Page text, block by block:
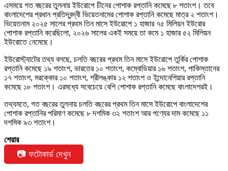
এসময়ে গত বছরের তুলনায় ইউরোপে চীনের পোশাক রপ্তানি কমেছে ৮ শতাংশ। তবে
বাংলাদেশের প্রধান প্রতিদ্বন্দ্বী ভিয়েতনামের পোশাক রপ্তানি কমেছে মাত্র ২ শতাংশ।
ভিয়েতনাম ২০২৫ সালের প্রথম তিন মাসে ইউরোপে ১ হাজার ৭৫ মিলিয়ন ইউরোর
পোশাক রপ্তানি করেছিলো, ২০২৬ সালের একই সময়ে তা কমে ১ হাজার ৫২ মিলিয়ন
ইউরোতে নেমেছে।
ইউরোস্ট্যাটের তথ্য বলছে, চলতি বছরের প্রথম তিন মাসে ইউরোপে তুর্কির পোশাক
রপ্তানি কমেছে ১৯ শতাংশ, ভারতের ১০ শতাংশ, কম্বোডিয়ার ১৬ শতাংশ, পাকিস্তানের
১৭ শতাংশ, মরক্কোর ১০ শতাংশ, শ্রীলঙ্কার ১২ শতাংশ ও ইন্দোনেশিয়ার রপ্তানি
কমেছে ১৮ শতাংশ। এরমধ্যে সবেচেয়ে বেশি পোশাক রপ্তানি কমেছে বাংলাদেশরই।
তথ্যমতে, গত বছরের তুলনায় চলতি বছরের প্রথম তিন মাসে ইউরোপে বাংলাদেশের
পোশাক রপ্তানির পরিমাণ কমেছে ৮ দশমিক ৩২ শতাংশ আর পণ্যের দাম কমেছে ১১
দশমিক ৯৩ শতাংশ।
শেয়ার
📷 ফটোকার্ড দেখুন